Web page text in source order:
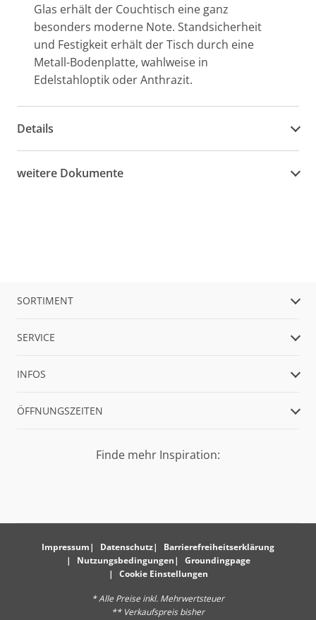
Glas erhält der Couchtisch eine ganz
besonders moderne Note. Standsicherheit
und Festigkeit erhält der Tisch durch eine
Metall-Bodenplatte, wahlweise in
Edelstahloptik oder Anthrazit.
Details
weitere Dokumente
SORTIMENT
SERVICE
INFOS
ÖFFNUNGSZEITEN
Finde mehr Inspiration:
Impressum Datenschutz
Barrierefreiheitserklärung
Nutzungsbedingungen
Groundingpage
Cookie Einstellungen
* Alle Preise inkl. Mehrwertsteuer
** Verkaufspreis bisher